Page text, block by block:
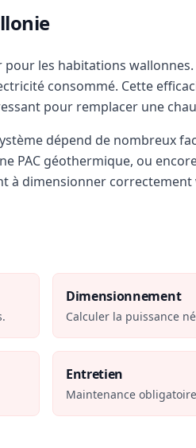
les habitations
consommé. Cette
pour remplacer une
dépend de nombreux
géothermique, ou
à dimensionner
Dimensionnement
Calculer la puissance
Entretien
Maintenance